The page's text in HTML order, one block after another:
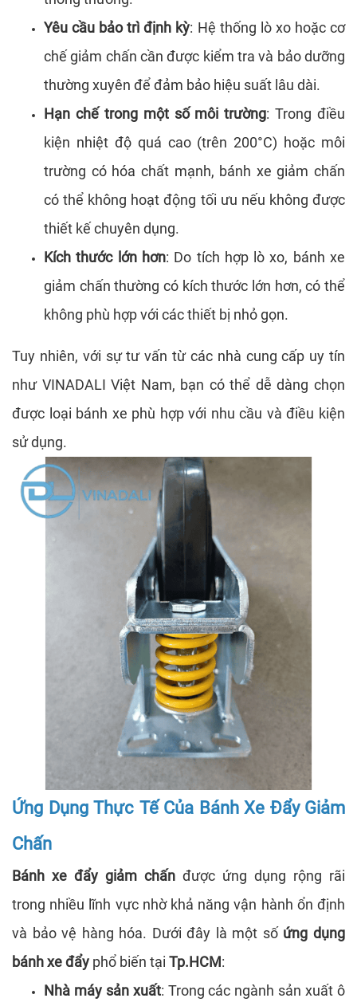
Yêu cầu bảo trì định kỳ: Hệ thống lò xo hoặc cơ
chế giảm chấn cần được kiểm tra và bảo dưỡng
thường xuyên để đảm bảo hiệu suất lâu dài.
Hạn chế trong một số môi trường: Trong điều
kiện nhiệt độ quá cao (trên 200°C) hoặc môi
trường có hóa chất mạnh, bánh xe giảm chấn
có thể không hoạt động tối ưu nếu không được
thiết kế chuyên dụng.
Kích thước lớn hơn: Do tích hợp lò xo, bánh xe
giảm chấn thường có kích thước lớn hơn, có thể
không phù hợp với các thiết bị nhỏ gọn.
Tuy nhiên, với sự tư vấn từ các nhà cung cấp uy tín
như VINADALI Việt Nam, bạn có thể dễ dàng chọn
được loại bánh xe phù hợp với nhu cầu và điều kiện
sử dụng.
Ứng Dụng Thực Tế Của Bánh Xe Đẩy Giảm
Chấn
Bánh xe đẩy giảm chấn được ứng dụng rộng rãi
trong nhiều lĩnh vực nhờ khả năng vận hành ổn định
và bảo vệ hàng hóa. Dưới đây là một số ứng dụng
bánh xe đẩy phổ biến tại Tp.HCM:
Nhà máy sản xuất: Trong các ngành sản xuất ô